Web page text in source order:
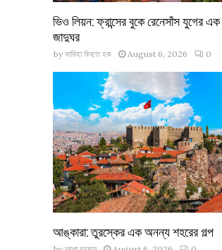
ভিও লিয়ন: ফ্রান্সের বুকে রেনেসাঁস যুগের
জাদুঘর
by ফাবিহা বিনতে হক August 6, 2026 0
আঙ্কারা: তুরস্কের এক অনন্য শহরের গল্প